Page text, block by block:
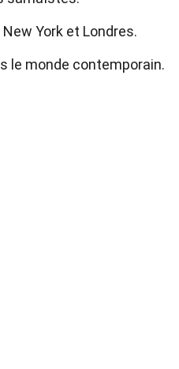
York et Londres.
le monde contemporain.